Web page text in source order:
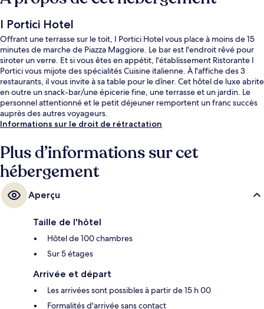
I Portici Hotel
Offrant une terrasse sur le toit, I Portici Hotel vous place à moins de 15
minutes de marche de Piazza Maggiore. Le bar est l'endroit rêvé pour
siroter un verre. Et si vous êtes en appétit, l'établissement Ristorante I
Portici vous mijote des spécialités Cuisine italienne. À l'affiche des 3
restaurants, il vous invite à sa table pour le dîner. Cet hôtel de luxe abrite
en outre un snack-bar/une épicerie fine, une terrasse et un jardin. Le
personnel attentionné et le petit déjeuner remportent un franc succès
auprès des autres voyageurs.
Informations sur le droit de rétractation
Plus d’informations sur cet
hébergement
Aperçu
Taille de l'hôtel
Hôtel de 100 chambres
Sur 5 étages
Arrivée et départ
Les arrivées sont possibles à partir de 15 h 00
Formalités d'arrivée sans contact